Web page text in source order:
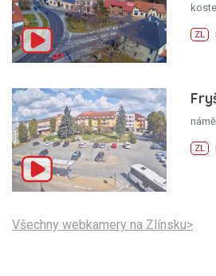
ZL
ZL
Všechny webkamery na Zlínsku>